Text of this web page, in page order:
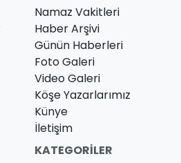
Namaz Vakitleri
Haber Arşivi
Günün Haberleri
Foto Galeri
Video Galeri
Köşe Yazarlarımız
Künye
İletişim
KATEGORILER